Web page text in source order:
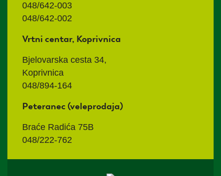
048/642-003
048/642-002
Vrtni centar, Koprivnica
Bjelovarska cesta 34,
Koprivnica
048/894-164
Peteranec (veleprodaja)
Braće Radića 75B
048/222-762